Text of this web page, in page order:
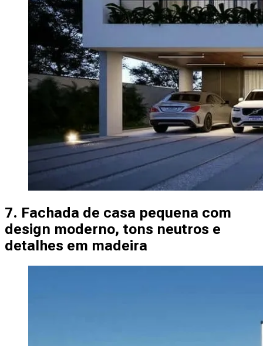
7. Fachada de casa pequena com
design moderno, tons neutros e
detalhes em madeira